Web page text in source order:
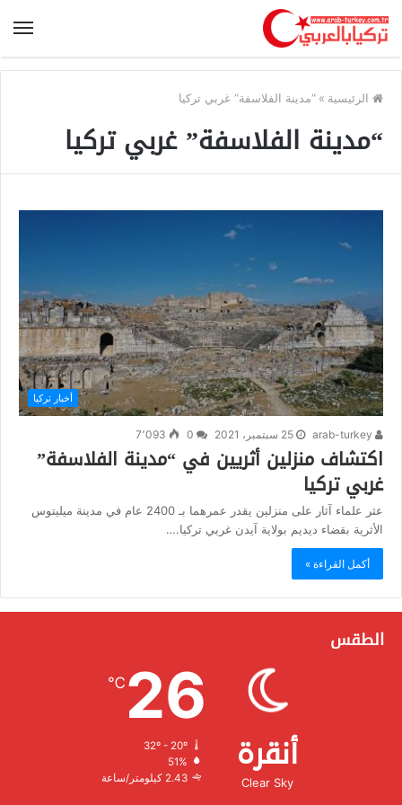
الرئيسية » “مدينة الفلاسفة” غربي تركيا
“مدينة الفلاسفة” غربي تركيا
أخبار تركيا
25 سبتمبر، 2021 7٬093
اكتشاف منزلين أثريين في “مدينة الفلاسفة”
غربي تركيا
عثر علماء آثار على منزلين يقدر عمرهما بـ 2400 عام في مدينة ميليتوس
الأثرية بقضاء ديديم بولاية آيدن غربي تركيا.…
أكمل القراءة »
الطقس
أنقرة
Clear Sky
26
℃
32º - 20º
الرطوبة:
الرياح:2.43 كيلومتر/ساعة